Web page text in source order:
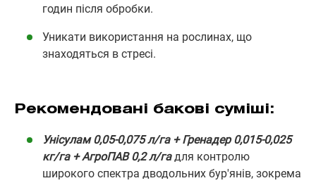
годин після обробки.
Уникати використання на рослинах, що
знаходяться в стресі.
Рекомендовані бакові суміші:
Унісулам 0,05-0,075 л/га + Гренадер 0,015-0,025
кг/га + АгроПАВ 0,2 л/гадля контролю
широкого спектра дводольних бур'янів, зокрема